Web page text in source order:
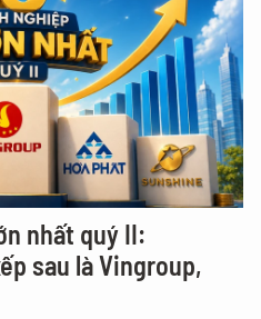
nhất quý II:
sau là Vingroup,